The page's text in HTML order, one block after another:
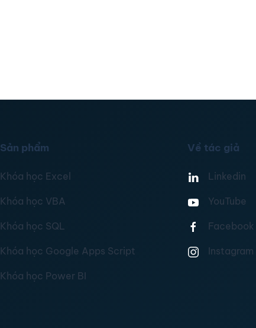
Sản phẩm
Khóa học Excel
Khóa học VBA
Khóa học SQL
Khóa học Google Apps Script
Khóa học Power BI
Về tác giả
Linkedin
YouTube
Facebook
Instagram